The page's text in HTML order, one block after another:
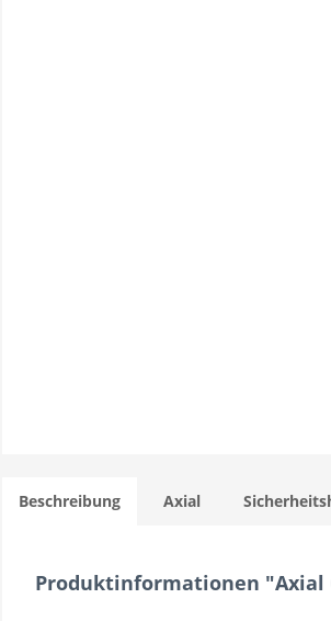
Beschreibung Axial
Produktinformationen "Axial